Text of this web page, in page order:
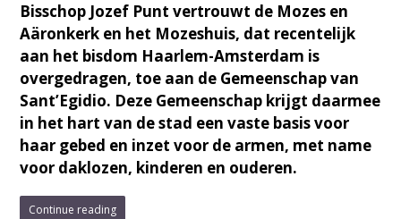
Bisschop Jozef Punt vertrouwt de Mozes en
Aäronkerk en het Mozeshuis, dat recentelijk
aan het bisdom Haarlem-Amsterdam is
overgedragen, toe aan de Gemeenschap van
Sant’Egidio. Deze Gemeenschap krijgt daarmee
in het hart van de stad een vaste basis voor
haar gebed en inzet voor de armen, met name
voor daklozen, kinderen en ouderen.
Continue reading